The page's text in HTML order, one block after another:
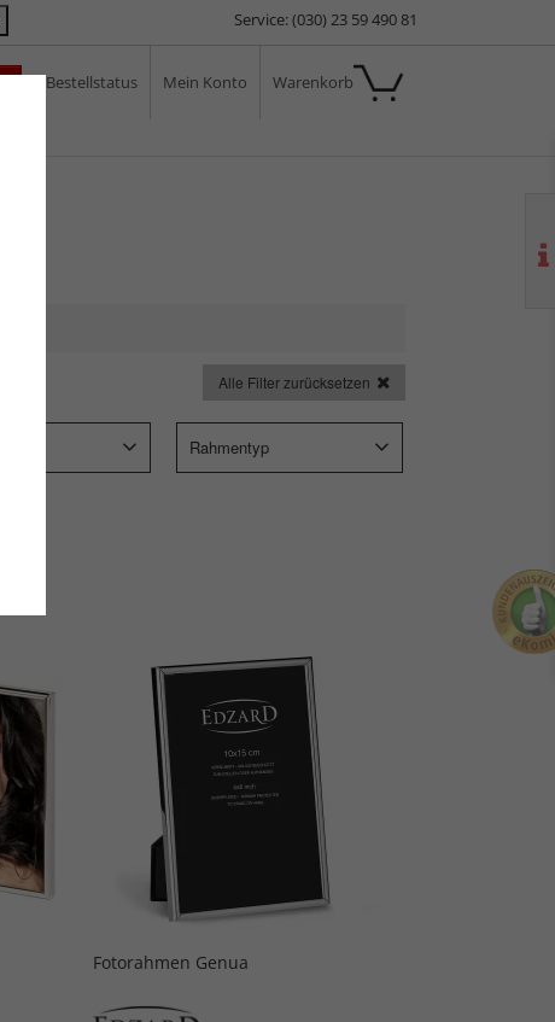
Service: (030) 23 59 490 81
Bestellstatus Mein Konto Warenkorb
Alle Filter zurücksetzen
Rahmentyp
Fotorahmen Genua